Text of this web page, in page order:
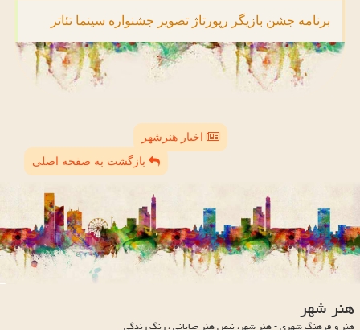
برنامه جشن بازیگر رپورتاژ تصویر جشنواره سینما تئاتر
اخبار هنرشهر
بازگشت به صفحه اصلی
هنر شهر
هنر و فرهنگ شهری - هنر شهر، نبض هنر خیابانی ، رنگ زندگی